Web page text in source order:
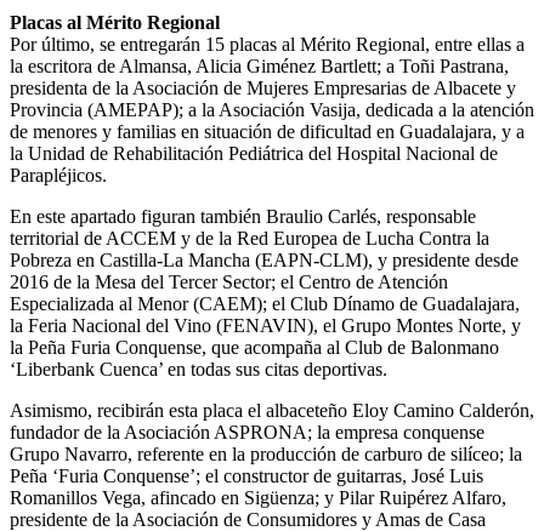
Placas al Mérito Regional
Por último, se entregarán 15 placas al Mérito Regional, entre ellas a
la escritora de Almansa, Alicia Giménez Bartlett; a Toñi Pastrana,
presidenta de la Asociación de Mujeres Empresarias de Albacete y
Provincia (AMEPAP); a la Asociación Vasija, dedicada a la atención
de menores y familias en situación de dificultad en Guadalajara, y a
la Unidad de Rehabilitación Pediátrica del Hospital Nacional de
Parapléjicos.
En este apartado figuran también Braulio Carlés, responsable
territorial de ACCEM y de la Red Europea de Lucha Contra la
Pobreza en Castilla-La Mancha (EAPN-CLM), y presidente desde
2016 de la Mesa del Tercer Sector; el Centro de Atención
Especializada al Menor (CAEM); el Club Dínamo de Guadalajara,
la Feria Nacional del Vino (FENAVIN), el Grupo Montes Norte, y
la Peña Furia Conquense, que acompaña al Club de Balonmano
‘Liberbank Cuenca’ en todas sus citas deportivas.
Asimismo, recibirán esta placa el albaceteño Eloy Camino Calderón,
fundador de la Asociación ASPRONA; la empresa conquense
Grupo Navarro, referente en la producción de carburo de silíceo; la
Peña ‘Furia Conquense’; el constructor de guitarras, José Luis
Romanillos Vega, afincado en Sigüenza; y Pilar Ruipérez Alfaro,
presidente de la Asociación de Consumidores y Amas de Casa